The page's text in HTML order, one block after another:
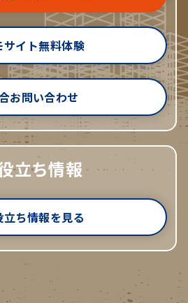
サイト無料体験
お問い合わせ
立ち情報
立ち情報を見る